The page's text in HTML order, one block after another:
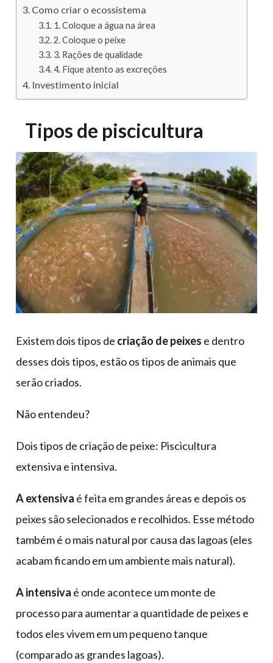
Como criar o ecossistema
1. Coloque a água na área
2. Coloque o peixe
3. Rações de qualidade
4. Fique atento as excreções
Investimento inicial
Tipos de piscicultura
Existem dois tipos de criação de peixes e dentro
desses dois tipos, estão os tipos de animais que
serão criados.
Não entendeu?
Dois tipos de criação de peixe: Piscicultura
extensiva e intensiva.
A extensiva é feita em grandes áreas e depois os
peixes são selecionados e recolhidos. Esse método
também é o mais natural por causa das lagoas (eles
acabam ficando em um ambiente mais natural).
A intensiva é onde acontece um monte de
processo para aumentar a quantidade de peixes e
todos eles vivem em um pequeno tanque
(comparado as grandes lagoas).